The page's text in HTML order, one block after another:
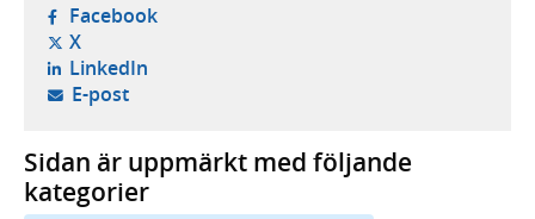
Facebook- öppnas i ny flik, extern webbplats,
X- öppnas i ny flik, extern webbplats,
LinkedIn- öppnas i ny flik, extern webbplats,
E-post- öppnar din e-postklient,
Sidan är uppmärkt med följande
kategorier